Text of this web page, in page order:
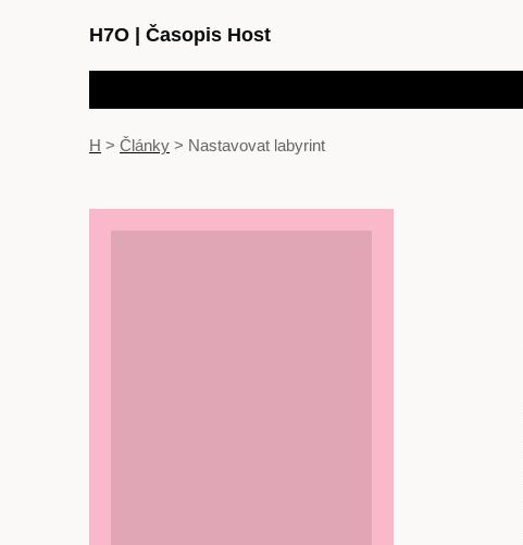
H7O Časopis Host
H > Články > Nastavovat labyrint